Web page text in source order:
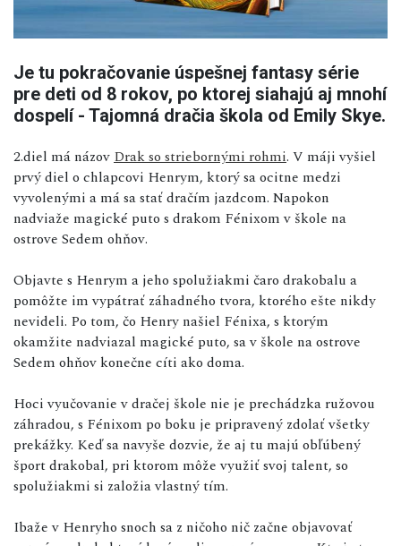
Je tu pokračovanie úspešnej fantasy série
pre deti od 8 rokov, po ktorej siahajú aj mnohí
dospelí - Tajomná dračia škola od Emily Skye.
2.diel má názovDrak so striebornými rohmi. V máji vyšiel
prvý diel o chlapcovi Henrym, ktorý sa ocitne medzi
vyvolenými a má sa stať dračím jazdcom. Napokon
nadviaže magické puto s drakom Fénixom v škole na
ostrove Sedem ohňov.
Objavte s Henrym a jeho spolužiakmi čaro drakobalu a
pomôžte im vypátrať záhadného tvora, ktorého ešte nikdy
nevideli. Po tom, čo Henry našiel Fénixa, s ktorým
okamžite nadviazal magické puto, sa v škole na ostrove
Sedem ohňov konečne cíti ako doma.
Hoci vyučovanie v dračej škole nie je prechádzka ružovou
záhradou, s Fénixom po boku je pripravený zdolať všetky
prekážky. Keď sa navyše dozvie, že aj tu majú obľúbený
šport drakobal, pri ktorom môže využiť svoj talent, so
spolužiakmi si založia vlastný tím.
Ibaže v Henryho snoch sa z ničoho nič začne objavovať